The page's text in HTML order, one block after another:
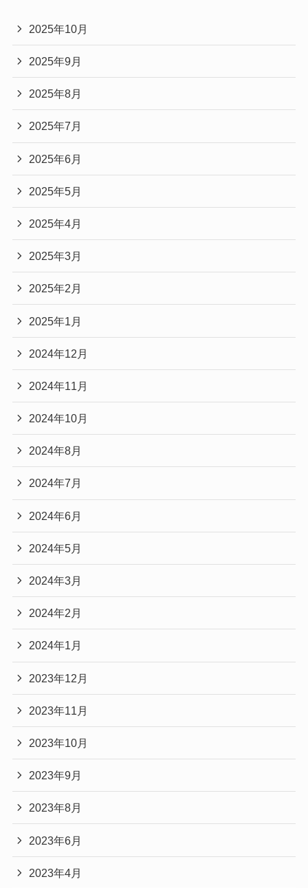
2025年10月
2025年9月
2025年8月
2025年7月
2025年6月
2025年5月
2025年4月
2025年3月
2025年2月
2025年1月
2024年12月
2024年11月
2024年10月
2024年8月
2024年7月
2024年6月
2024年5月
2024年3月
2024年2月
2024年1月
2023年12月
2023年11月
2023年10月
2023年9月
2023年8月
2023年6月
2023年4月